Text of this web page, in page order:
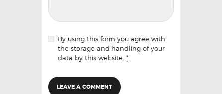
By using this form you agree with
the storage and handling of your
data by this website. *